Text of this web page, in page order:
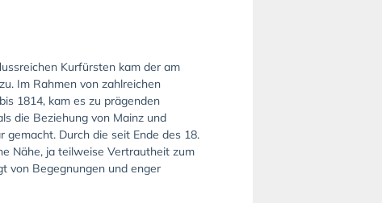
Kurfürsten kam der am
Im Rahmen von zahlreichen
1814, kam es zu prägenden
die Beziehung von Mainz und
Durch die seit Ende des 18.
Nähe, ja teilweise Vertrautheit zum
von Begegnungen und enger